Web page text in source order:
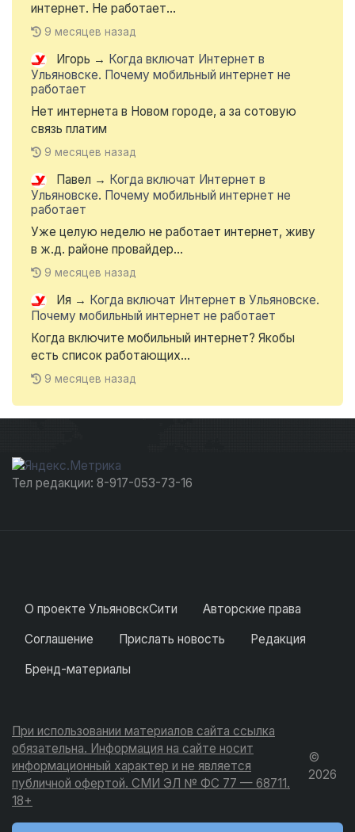
интернет. Не работает...
9 месяцев назад
Игорь → Когда включат Интернет в
Ульяновске. Почему мобильный интернет не
работает
Нет интернета в Новом городе, а за сотовую
связь платим
9 месяцев назад
Павел → Когда включат Интернет в
Ульяновске. Почему мобильный интернет не
работает
Уже целую неделю не работает интернет, живу
в ж.д. районе провайдер...
9 месяцев назад
Ия → Когда включат Интернет в Ульяновске.
Почему мобильный интернет не работает
Когда включите мобильный интернет? Якобы
есть список работающих...
9 месяцев назад
Тел редакции: 8-917-053-73-16
О проекте УльяновскСити
Авторские права
Соглашение
Прислать новость
Редакция
Бренд-материалы
При использовании материалов сайта ссылка
обязательна. Информация на сайте носит
информационный характер и не является
публичной офертой. СМИ ЭЛ № ФС 77 — 68711.
18+
©
2026